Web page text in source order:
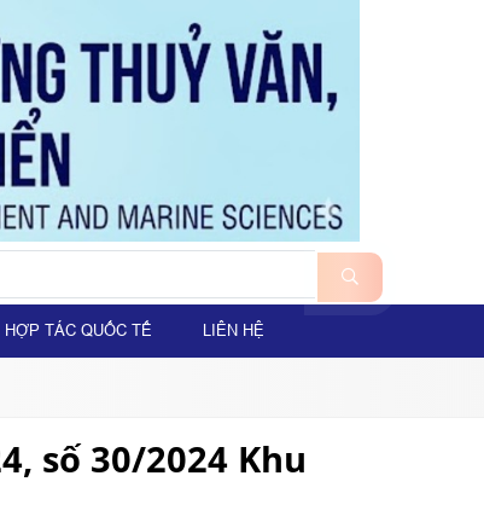
HỢP TÁC QUỐC TẾ LIÊN HỆ
số 30/2024 Khu